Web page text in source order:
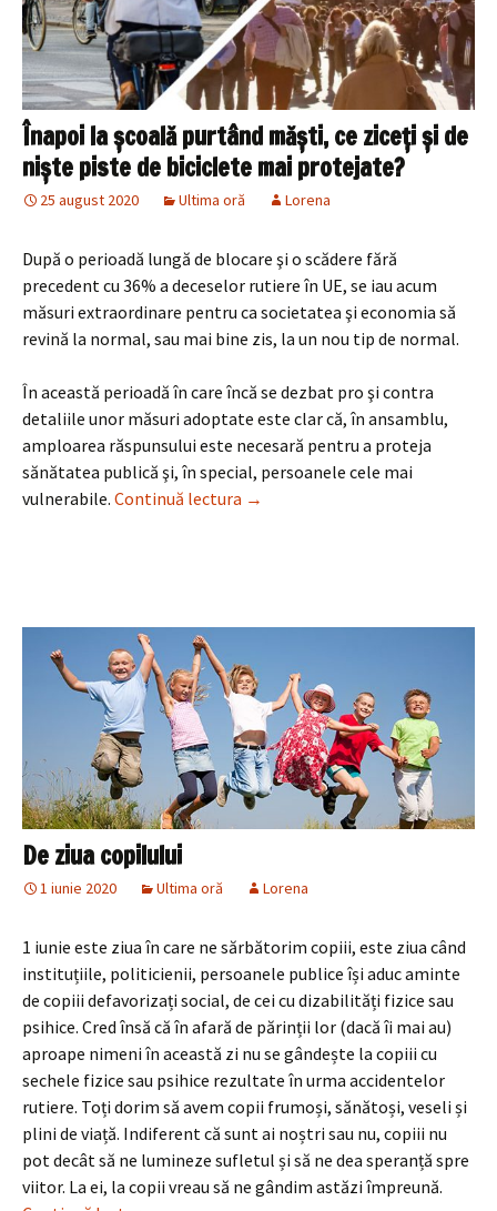
Înapoi la şcoală purtând măşti, ce ziceţi şi de
nişte piste de biciclete mai protejate?
25 august 2020 Ultima oră Lorena
După o perioadă lungă de blocare şi o scădere fără
precedent cu 36% a deceselor rutiere în UE, se iau acum
măsuri extraordinare pentru ca societatea şi economia să
revină la normal, sau mai bine zis, la un nou tip de normal.
În această perioadă în care încă se dezbat pro şi contra
detaliile unor măsuri adoptate este clar că, în ansamblu,
amploarea răspunsului este necesară pentru a proteja
sănătatea publică şi, în special, persoanele cele mai
vulnerabile. Continuă lectura Înapoi la şcoală purtând măşti,
→
De ziua copilului
1 iunie 2020 Ultima oră Lorena
1 iunie este ziua în care ne sărbătorim copiii, este ziua când
instituțiile, politicienii, persoanele publice își aduc aminte
de copiii defavorizați social, de cei cu dizabilități fizice sau
psihice. Cred însă că în afară de părinții lor (dacă îi mai au)
aproape nimeni în această zi nu se gândește la copiii cu
sechele fizice sau psihice rezultate în urma accidentelor
rutiere. Toți dorim să avem copii frumoși, sănătoși, veseli și
plini de viață. Indiferent că sunt ai noștri sau nu, copiii nu
pot decât să ne lumineze sufletul și să ne dea speranță spre
viitor. La ei, la copii vreau să ne gândim astăzi împreună.